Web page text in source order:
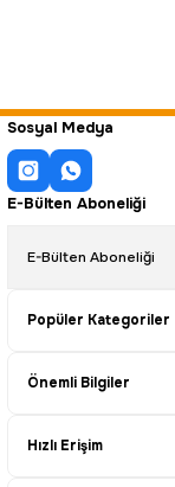
Sosyal Medya
E-Bülten Aboneliği
Popüler Kategoriler
Önemli Bilgiler
Hızlı Erişim